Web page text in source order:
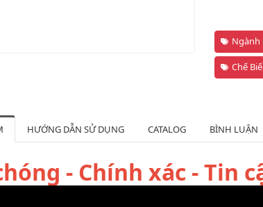
Ngành
Chế
HƯỚNG DẪN SỬ DỤNG CATALOG BÌNH LUẬN
- Chính xác - Tin